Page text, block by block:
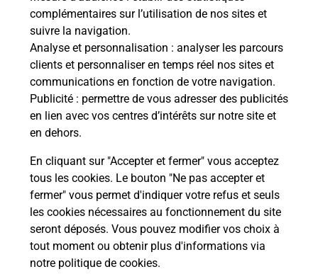
complémentaires sur l’utilisation de nos sites et
suivre la navigation.
Analyse et personnalisation : analyser les parcours
clients et personnaliser en temps réel nos sites et
communications en fonction de votre navigation.
Publicité : permettre de vous adresser des publicités
en lien avec vos centres d’intérêts sur notre site et
en dehors.
En cliquant sur "Accepter et fermer" vous acceptez
tous les cookies. Le bouton "Ne pas accepter et
fermer" vous permet d'indiquer votre refus et seuls
les cookies nécessaires au fonctionnement du site
seront déposés. Vous pouvez modifier vos choix à
tout moment ou obtenir plus d'informations via
notre politique de cookies.
Boîte aux Lettres La Poste
Prochaine collecte du courriervendredià
09h00
27 Rue De La Fosse Ronde
91650 Breuillet
Localiser Liste Boîtes aux lettres Essonne Breuillet